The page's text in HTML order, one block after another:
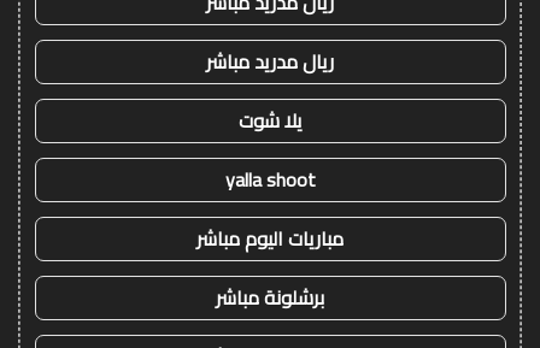
ريال مدريد مباشر
يلا شوت
yalla shoot
مباريات اليوم مباشر
برشلونة مباشر